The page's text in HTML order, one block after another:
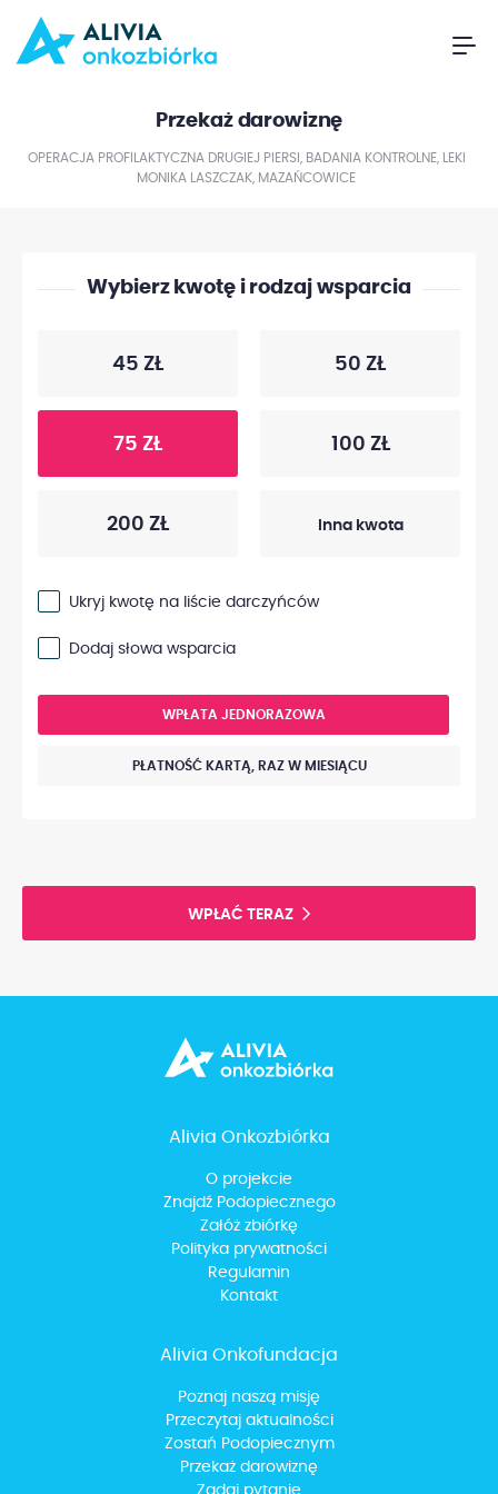
Przekaż darowiznę
OPERACJA PROFILAKTYCZNA DRUGIEJ PIERSI, BADANIA KONTROLNE, LEKI
MONIKA LASZCZAK, MAZAŃCOWICE
Wybierz kwotę i rodzaj wsparcia
45 ZŁ 50 ZŁ
75 ZŁ 100 ZŁ
200 ZŁ
Ukryj kwotę na liście darczyńców
Dodaj słowa wsparcia
WPŁATA JEDNORAZOWA
PŁATNOŚĆ KARTĄ, RAZ W MIESIĄCU
WPŁAĆ TERAZ
Alivia Onkozbiórka
O projekcie
Znajdź Podopiecznego
Załóż zbiórkę
Polityka prywatności
Regulamin
Kontakt
Alivia Onkofundacja
Poznaj naszą misję
Przeczytaj aktualności
Zostań Podopiecznym
Przekaż darowiznę
Zadaj pytanie